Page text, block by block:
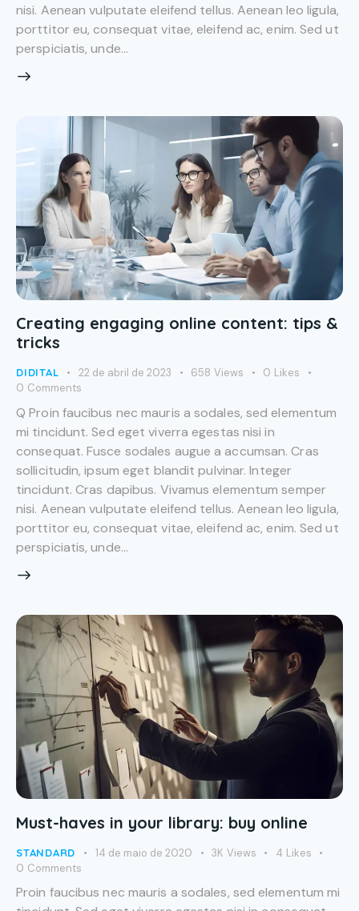
nisi. Aenean vulputate eleifend tellus. Aenean leo ligula,
porttitor eu, consequat vitae, eleifend ac, enim. Sed ut
perspiciatis, unde…
Creating engaging online content: tips &
tricks
DIDITAL 22 de abril de 2023 658 Views 0 Likes
0 Comments
Q Proin faucibus nec mauris a sodales, sed elementum
mi tincidunt. Sed eget viverra egestas nisi in
consequat. Fusce sodales augue a accumsan. Cras
sollicitudin, ipsum eget blandit pulvinar. Integer
tincidunt. Cras dapibus. Vivamus elementum semper
nisi. Aenean vulputate eleifend tellus. Aenean leo ligula,
porttitor eu, consequat vitae, eleifend ac, enim. Sed ut
perspiciatis, unde…
Must-haves in your library: buy online
STANDARD 14 de maio de 2020 3K Views 4 Likes
0 Comments
Proin faucibus nec mauris a sodales, sed elementum mi